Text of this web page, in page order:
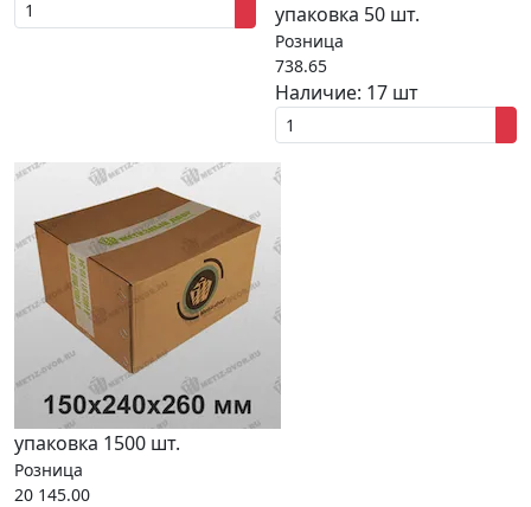
упаковка 50 шт.
Розница
738.65
Наличие: 17 шт
упаковка 1500 шт.
Розница
20 145.00